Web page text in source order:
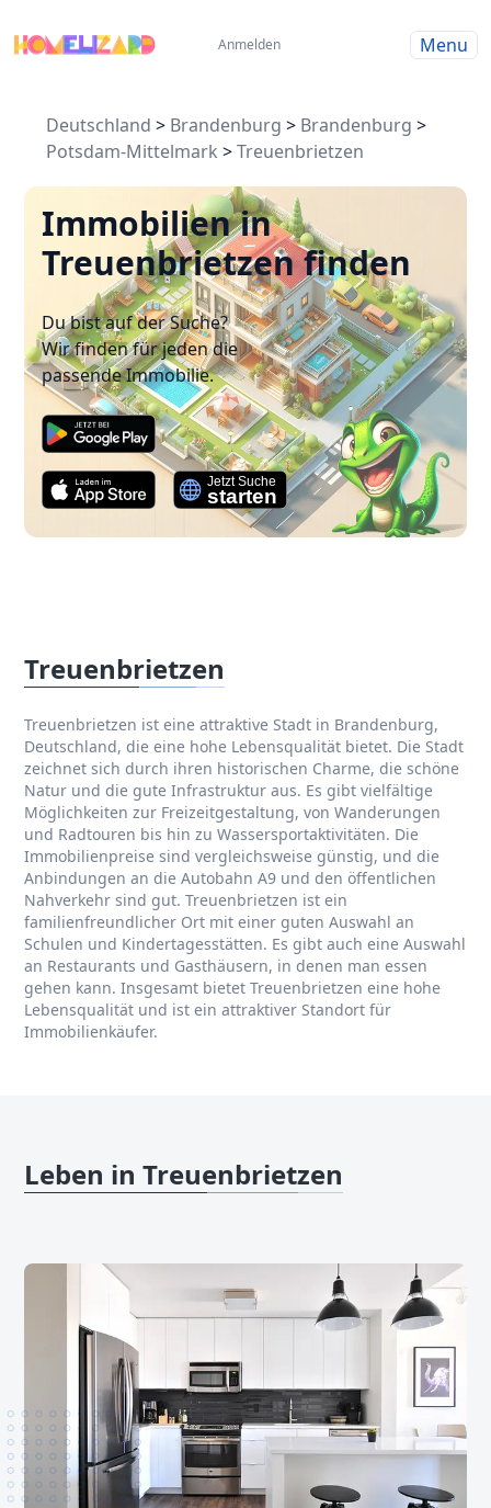
Anmelden Menu
Deutschland > Brandenburg > Brandenburg >
Potsdam-Mittelmark >Treuenbrietzen
Immobilien in
Treuenbrietzen finden
Du bist auf der Suche?
Wir finden für jeden die
passende Immobilie.
Treuenbrietzen
Treuenbrietzen ist eine attraktive Stadt in Brandenburg,
Deutschland, die eine hohe Lebensqualität bietet. Die Stadt
zeichnet sich durch ihren historischen Charme, die schöne
Natur und die gute Infrastruktur aus. Es gibt vielfältige
Möglichkeiten zur Freizeitgestaltung, von Wanderungen
und Radtouren bis hin zu Wassersportaktivitäten. Die
Immobilienpreise sind vergleichsweise günstig, und die
Anbindungen an die Autobahn A9 und den öffentlichen
Nahverkehr sind gut. Treuenbrietzen ist ein
familienfreundlicher Ort mit einer guten Auswahl an
Schulen und Kindertagesstätten. Es gibt auch eine Auswahl
an Restaurants und Gasthäusern, in denen man essen
gehen kann. Insgesamt bietet Treuenbrietzen eine hohe
Lebensqualität und ist ein attraktiver Standort für
Immobilienkäufer.
Leben in Treuenbrietzen